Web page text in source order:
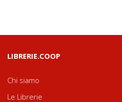
LIBRERIE.COOP
Chi siamo
Le Librerie